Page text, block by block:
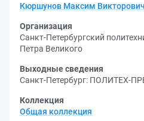
Кюршунов Максим Викторович
Организация
Санкт-Петербургский
Петра Великого
Выходные сведения
Санкт-Петербург: ПОЛИТЕХ-
Коллекция
Общая коллекция